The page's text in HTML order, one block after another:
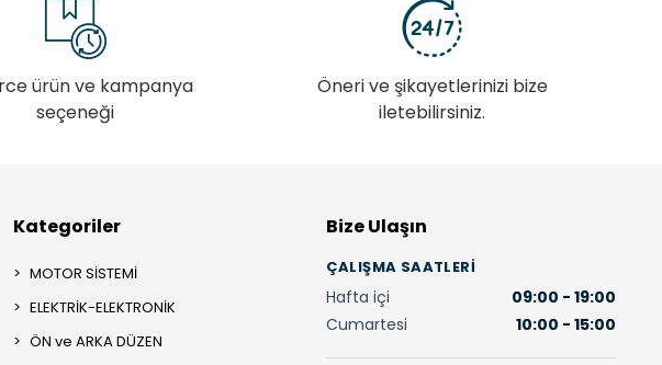
ürün ve kampanya
seçeneği
Öneri ve şikayetlerinizi bize
iletebilirsiniz.
Kategoriler
MOTOR SİSTEMİ
ELEKTRİK-ELEKTRONİK
ÖN ve ARKA DÜZEN
Bize Ulaşın
ÇALIŞMA SAATLERI
Hafta içi
09:00 - 19:00
Cumartesi
10:00 - 15:00